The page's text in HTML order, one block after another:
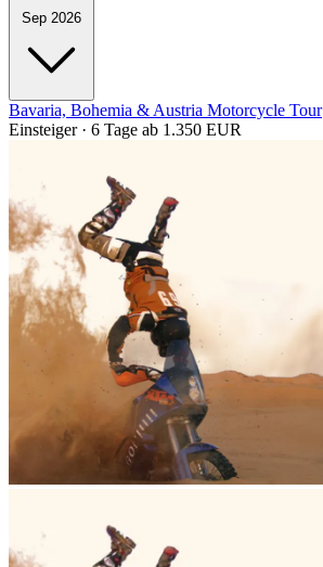
Sep 2026
Bavaria, Bohemia & Austria Motorcycle Tour
Einsteiger · 6 Tage ab 1.350 EUR